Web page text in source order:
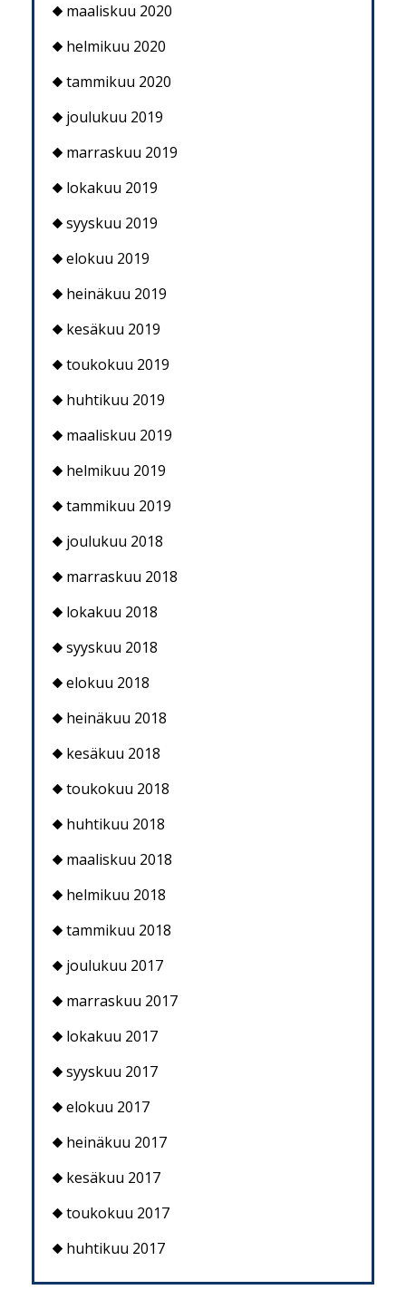
maaliskuu 2020
helmikuu 2020
tammikuu 2020
joulukuu 2019
marraskuu 2019
lokakuu 2019
syyskuu 2019
elokuu 2019
heinäkuu 2019
kesäkuu 2019
toukokuu 2019
huhtikuu 2019
maaliskuu 2019
helmikuu 2019
tammikuu 2019
joulukuu 2018
marraskuu 2018
lokakuu 2018
syyskuu 2018
elokuu 2018
heinäkuu 2018
kesäkuu 2018
toukokuu 2018
huhtikuu 2018
maaliskuu 2018
helmikuu 2018
tammikuu 2018
joulukuu 2017
marraskuu 2017
lokakuu 2017
syyskuu 2017
elokuu 2017
heinäkuu 2017
kesäkuu 2017
toukokuu 2017
huhtikuu 2017